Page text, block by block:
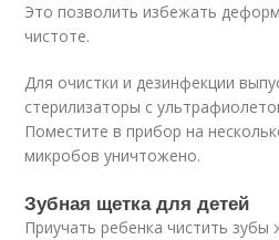
Это позволить избежать
чистоте.
Для очистки и дезинфекции
стерилизаторы с
Поместите в прибор на
микробов уничтожено.
Зубная щетка для детей
Приучать ребенка чистить зубы